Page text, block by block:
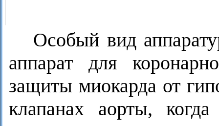
Особый вид
аппарат для
защиты миокарда от
клапанах аорты,